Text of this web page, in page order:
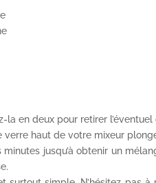
la en deux pour retirer l’éventuel
haut de votre mixeur
jusqu’à obtenir un